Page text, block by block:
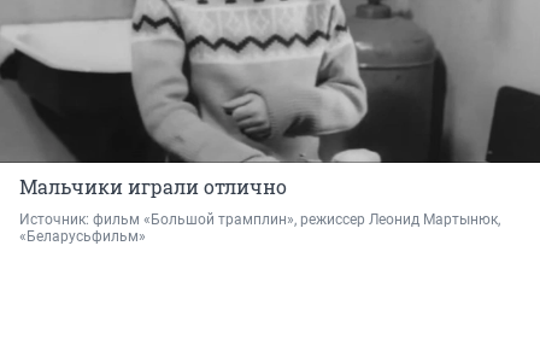
Мальчики играли отлично
Источник: фильм «Большой трамплин», режиссер Леонид Мартынюк,
«Беларусьфильм»